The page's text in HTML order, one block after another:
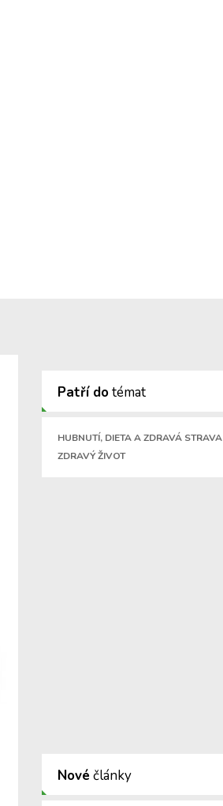
Patří dotémat
HUBNUTÍ, DIETA A ZDRAVÁ STRAVA
ZDRAVÝ ŽIVOT
Nové články